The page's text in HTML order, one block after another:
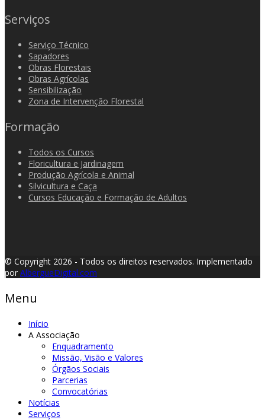
Serviços
Serviço Técnico
Sapadores
Obras Florestais
Obras Agrícolas
Sensibilização
Zona de Intervenção Florestal
Formação
Todos os Cursos
Floricultura e Jardinagem
Produção Agrícola e Animal
Silvicultura e Caça
Cursos Educação e Formação de Adultos
© Copyright 2026 - Todos os direitos reservados. Implementado
por AlbergueDigital.com
Menu
Início
A Associação
Enquadramento
Missão, Visão e Valores
Órgãos Sociais
Parcerias
Convocatórias
Notícias
Serviços